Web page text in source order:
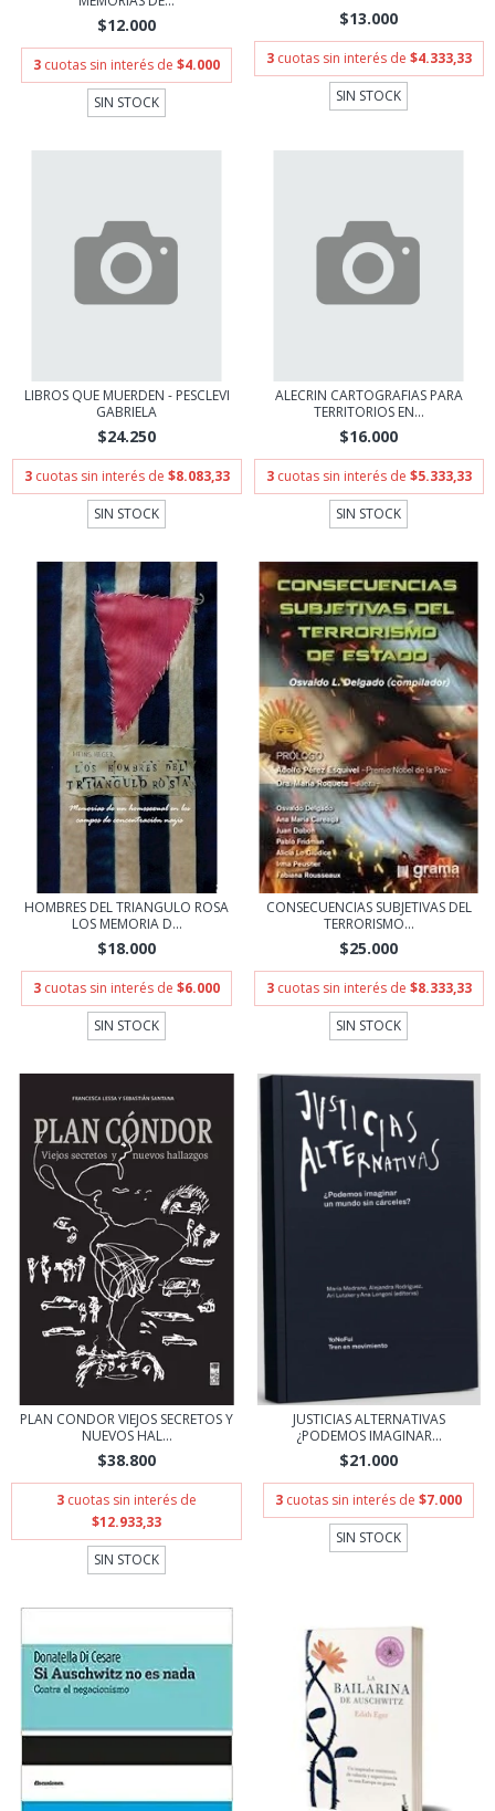
$12.000
3 cuotas sin interés de $4.000
SIN STOCK
$13.000
3 cuotas sin interés de $4.333,33
SIN STOCK
LIBROS QUE MUERDEN - PESCLEVI
GABRIELA
$24.250
3 cuotas sin interés de $8.083,33
SIN STOCK
ALECRIN CARTOGRAFIAS PARA
TERRITORIOS EN...
$16.000
3 cuotas sin interés de $5.333,33
SIN STOCK
HOMBRES DEL TRIANGULO ROSA
LOS MEMORIA D...
$18.000
3 cuotas sin interés de $6.000
SIN STOCK
CONSECUENCIAS SUBJETIVAS DEL
TERRORISMO...
$25.000
3 cuotas sin interés de $8.333,33
SIN STOCK
PLAN CONDOR VIEJOS SECRETOS Y
NUEVOS HAL...
$38.800
3 cuotas sin interés de
$12.933,33
SIN STOCK
JUSTICIAS ALTERNATIVAS
¿PODEMOS IMAGINAR...
$21.000
3 cuotas sin interés de $7.000
SIN STOCK